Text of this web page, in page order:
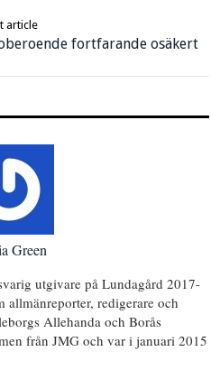
article
fortfarande osäkert
Green
utgivare på Lundagård 2017-
allmänreporter, redigerare och
Allehanda och Borås
från JMG och var i januari 2015